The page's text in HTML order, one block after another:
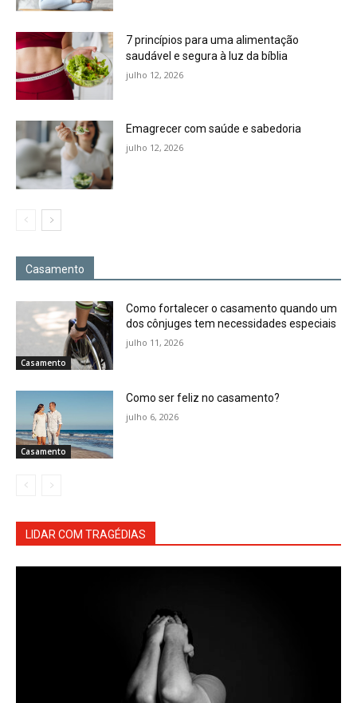
7 princípios para uma alimentação
saudável e segura à luz da bíblia
julho 12, 2026
Emagrecer com saúde e sabedoria
julho 12, 2026
Casamento
Casamento
Como fortalecer o casamento quando um
dos cônjuges tem necessidades especiais
julho 11, 2026
Casamento
Como ser feliz no casamento?
julho 6, 2026
LIDAR COM TRAGÉDIAS